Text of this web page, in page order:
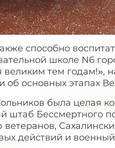
способно
школе N6
тем годам!»,
об основных этапах
была целая
штаб Бессмертного
действий и